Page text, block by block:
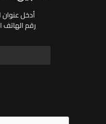
أدخل عنوان
رقم الهاتف